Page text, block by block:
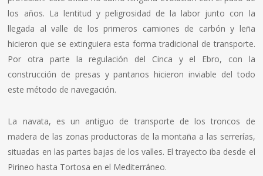
los años. La lentitud y peligrosidad de la labor junto con la
llegada al valle de los primeros camiones de carbón y leña
hicieron que se extinguiera esta forma tradicional de transporte.
Por otra parte la regulación del Cinca y el Ebro, con la
construcción de presas y pantanos hicieron inviable del todo
este método de navegación.
La navata, es un antiguo de transporte de los troncos de
madera de las zonas productoras de la montaña a las serrerí­as,
situadas en las partes bajas de los valles. El trayecto iba desde el
Pirineo hasta Tortosa en el Mediterráneo.